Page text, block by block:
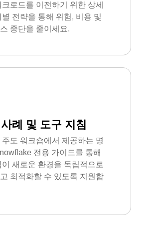
크로드를 이전하기 위한 상세
별 전략을 통해 위험, 비용 및
중단을 줄이세요.
례 및 도구 지침
주도 워크숍에서 제공하는 명
전용 가이드를 통해
이 새로운 환경을 독립적으로
최적화할 수 있도록 지원합